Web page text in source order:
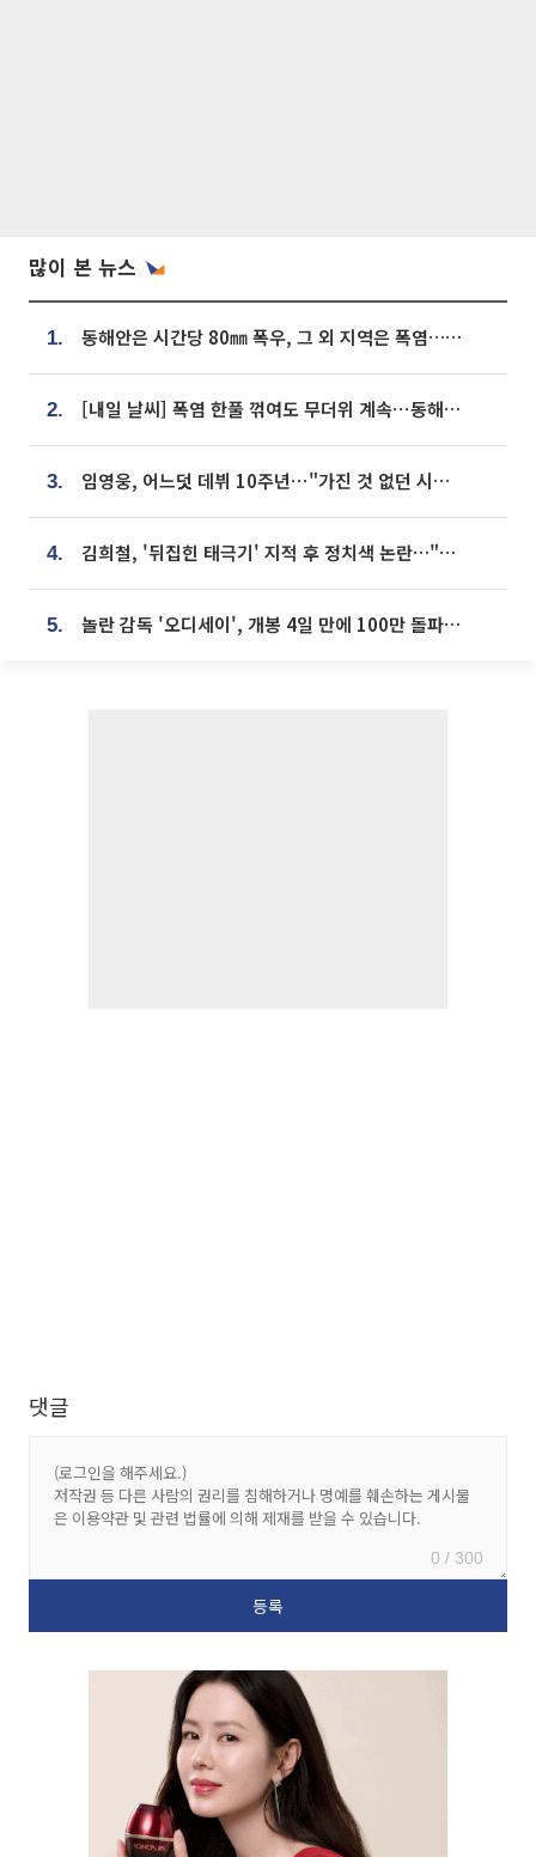
많이 본 뉴스
1. 동해안은 시간당 80㎜ 폭우, 그 외 지역은 폭염…‘극과 극 날씨’
2. [내일 날씨] 폭염 한풀 꺾여도 무더위 계속⋯동해안 이틀 연속 비
3. 임영웅, 어느덧 데뷔 10주년⋯"가진 것 없던 시절, 내 앞엔 20명의 팬뿐"
4. 김희철, '뒤집힌 태극기' 지적 후 정치색 논란…"좌우 떠나 우리나라 국기"
5. 놀란 감독 '오디세이', 개봉 4일 만에 100만 돌파⋯'왕사남' 보다 빠르다
댓글
0 / 300